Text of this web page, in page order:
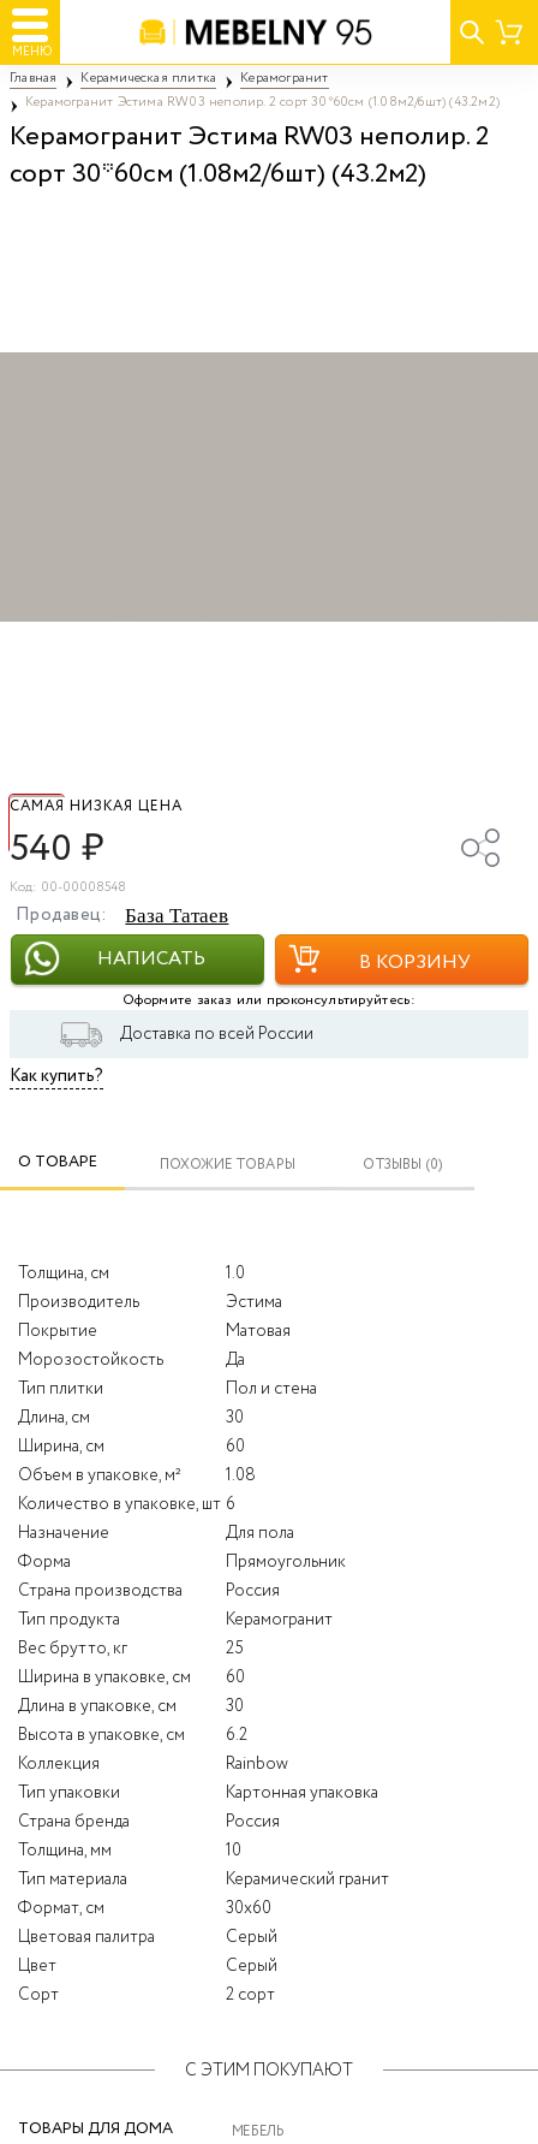
МЕНЮ
Главная Керамическая плитка
Керамогранит
Керамогранит Эстима RW03 неполир. 2 сорт 30*60см (1.08м2/6шт) (43.2м2)
Керамогранит Эстима RW03 неполир. 2
сорт 30*60см (1.08м2/6шт) (43.2м2)
САМАЯ НИЗКАЯ ЦЕНА
540 ₽
Код: 00-00008548
Продавец: База Татаев
НАПИСАТЬ В КОРЗИНУ
Оформите заказ или проконсультируйтесь:
Доставка по всей России
Как купить?
О ТОВАРЕ ПОХОЖИЕ ТОВАРЫ ОТЗЫВЫ (0)
Толщина, см
1.0
Производитель
Эстима
Покрытие
Матовая
Морозостойкость
Да
Тип плитки
Пол и стена
Длина, см
30
Ширина, см
60
Объем в упаковке, м²
1.08
Количество в упаковке, шт 6
Назначение
Для пола
Форма
Прямоугольник
Страна производства
Россия
Тип продукта
Керамогранит
Вес брутто, кг
25
Ширина в упаковке, см
60
Длина в упаковке, см
30
Высота в упаковке, см
6.2
Коллекция
Rainbow
Тип упаковки
Картонная упаковка
Страна бренда
Россия
Толщина, мм
10
Тип материала
Керамический гранит
Формат, см
30x60
Цветовая палитра
Серый
Цвет
Серый
Сорт
2 сорт
С ЭТИМ ПОКУПАЮТ
ТОВАРЫ ДЛЯ ДОМА МЕБЕЛЬ